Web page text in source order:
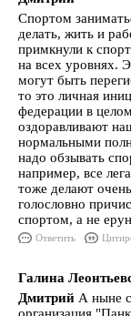
Спортом
делать, жить и
примкнули к
на всех уровнях.
могут быть
то это личная
федерации в
оздоравливают
нормальными
надо обзывать
например, все
тоже делают
голословно
спортом, а не
Ответить
Галина
Дмитрий А ныне